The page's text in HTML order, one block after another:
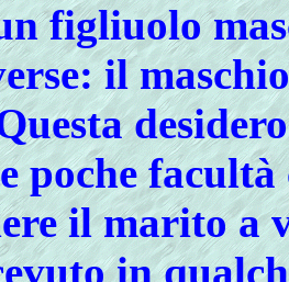
figliuolo
il
poche facultà
il marito a
in